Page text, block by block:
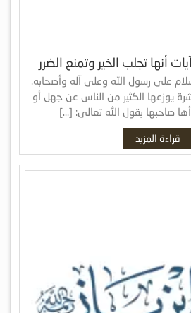
أنها تجلب الخير وتمنع الضرر
على رسول الله وعلى آله وأصحابه.
يوزعها الكثير من الناس عن جهل أو
صاحبها بقول الله تعالى: […]
قراءة المزيد